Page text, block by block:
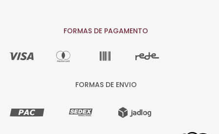
FORMAS DE PAGAMENTO
FORMAS DE ENVIO